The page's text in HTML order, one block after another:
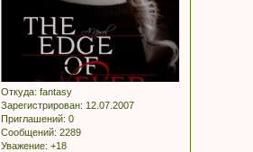
Откуда: fantasy
Зарегистрирован: 12.07.2007
Приглашений: 0
Сообщений: 2289
Уважение: +18